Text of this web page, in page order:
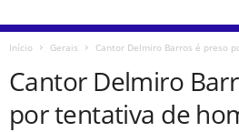
Início Gerais Cantor Delmiro Barros é preso
Cantor Delmiro
por tentativa de